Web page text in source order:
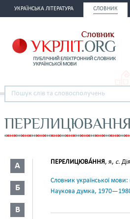
УКРАЇНСЬКА ЛІТЕРАТУРА СЛОВНИК
А
Б
В
ПЕРЕЛИЦЮВА́ННЯ, я, с.
Словник української
Наукова думка,